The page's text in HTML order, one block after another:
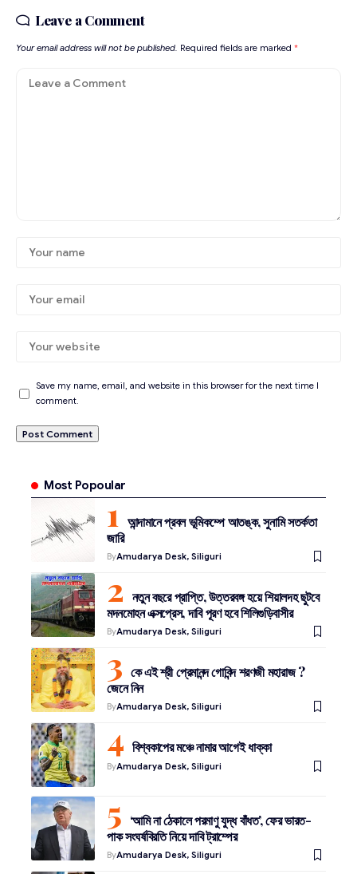
Leave a Comment
Your email address will not be published. Required fields are marked *
Save my name, email, and website in this browser for the next time I
comment.
Most Popoular
আন্দামানে প্রবল ভূমিকম্পে আতঙ্ক, সুনামি সতর্কতা
জারি
ByAmudarya Desk, Siliguri
নতুন বছরে প্রাপ্তি, উত্তরবঙ্গ হয়ে শিয়ালদহ ছুটবে
মদনমোহন এক্সপ্রেস, দাবি পূরণ হবে শিলিগুড়িবাসীর
ByAmudarya Desk, Siliguri
কে এই শ্রী প্রেমানন্দ গোবিন্দ শরণজী মহারাজ ?
জেনে নিন
ByAmudarya Desk, Siliguri
বিশ্বকাপের মঞ্চে নামার আগেই ধাক্কা
ByAmudarya Desk, Siliguri
‘আমি না ঠেকালে পরমাণু যুদ্ধ বাঁধত’, ফের ভারত-
পাক সংঘর্ষবিরতি নিয়ে দাবি ট্রাম্পের
ByAmudarya Desk, Siliguri